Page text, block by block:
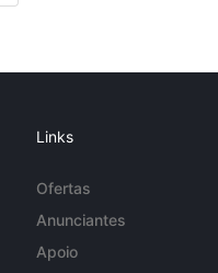
Links
Ofertas
Anunciantes
Apoio